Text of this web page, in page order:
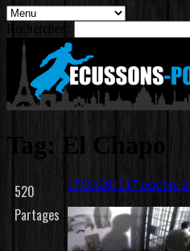
Rechercher :
Tag: El Chapo
17Oct201517 octobre
520
Partages